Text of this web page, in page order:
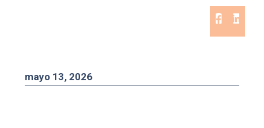
mayo 13, 2026